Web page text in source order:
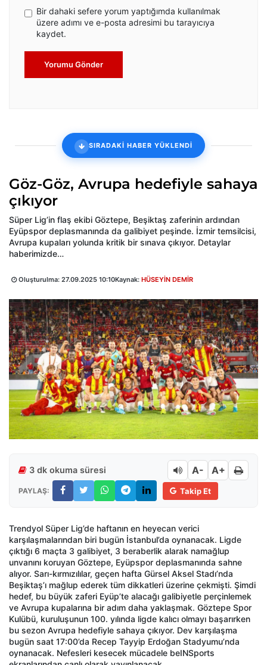
Bir dahaki sefere yorum yaptığımda kullanılmak
üzere adımı ve e-posta adresimi bu tarayıcıya
kaydet.
Yorumu Gönder
SIRADAKİ HABER YÜKLENDİ
Göz-Göz, Avrupa hedefiyle sahaya
çıkıyor
Süper Lig’in flaş ekibi Göztepe, Beşiktaş zaferinin ardından
Eyüpspor deplasmanında da galibiyet peşinde. İzmir temsilcisi,
Avrupa kupaları yolunda kritik bir sınava çıkıyor. Detaylar
haberimizde…
Oluşturulma: 27.09.2025 10:10Kaynak: HÜSEYİN DEMİR
3 dk okuma süresi A- A+
PAYLAŞ: Takip Et
Trendyol Süper Lig’de haftanın en heyecan verici
karşılaşmalarından biri bugün İstanbul’da oynanacak. Ligde
çıktığı 6 maçta 3 galibiyet, 3 beraberlik alarak namağlup
unvanını koruyan Göztepe, Eyüpspor deplasmanında sahne
alıyor. Sarı-kırmızılılar, geçen hafta Gürsel Aksel Stadı’nda
Beşiktaş’ı mağlup ederek tüm dikkatleri üzerine çekmişti. Şimdi
hedef, bu büyük zaferi Eyüp’te alacağı galibiyetle perçinlemek
ve Avrupa kupalarına bir adım daha yaklaşmak. Göztepe Spor
Kulübü, kuruluşunun 100. yılında ligde kalıcı olmayı başarırken
bu sezon Avrupa hedefiyle sahaya çıkıyor. Dev karşılaşma
bugün saat 17:00’da Recep Tayyip Erdoğan Stadyumu’nda
oynanacak. Nefesleri kesecek mücadele beINSports